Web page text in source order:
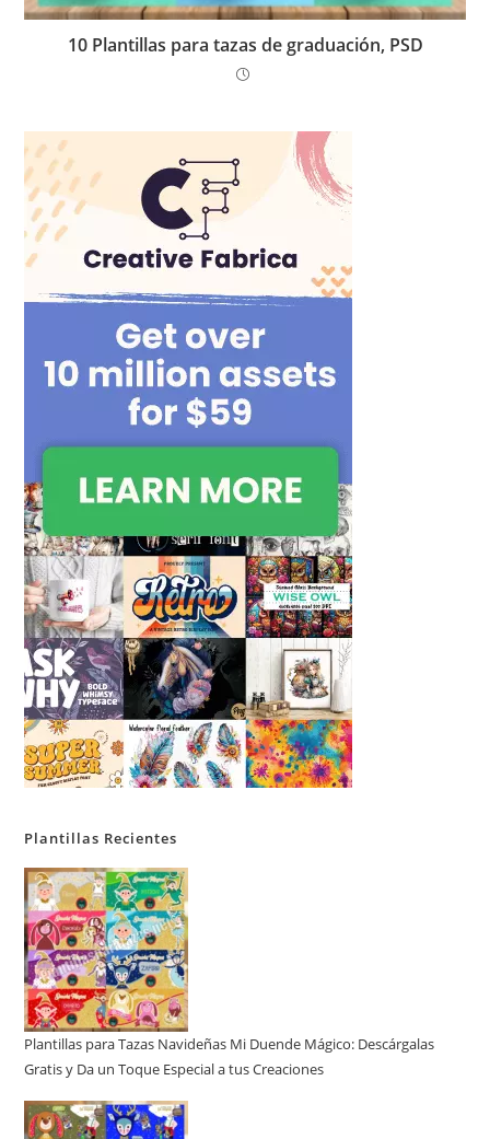
10 Plantillas para tazas de graduación, PSD
Plantillas Recientes
Plantillas para Tazas Navideñas Mi Duende Mágico: Descárgalas
Gratis y Da un Toque Especial a tus Creaciones